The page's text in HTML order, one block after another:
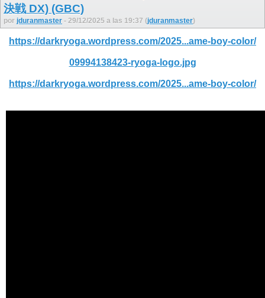
決戦 DX) (GBC)
por jduranmaster - 29/12/2025 a las 19:37 (jduranmaster)
https://darkryoga.wordpress.com/2025...ame-boy-color/
09994138423-ryoga-logo.jpg
https://darkryoga.wordpress.com/2025...ame-boy-color/